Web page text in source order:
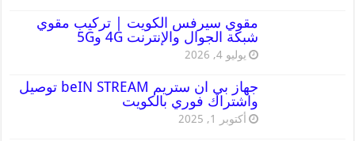
مقوي سيرفس الكويت | تركيب مقوي
شبكة الجوال والإنترنت 4G و5G
يوليو 4, 2026
جهاز بي ان ستريم beIN STREAM توصيل
واشتراك فوري بالكويت
أكتوبر 1, 2025